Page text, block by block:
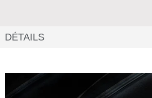
DÉTAILS